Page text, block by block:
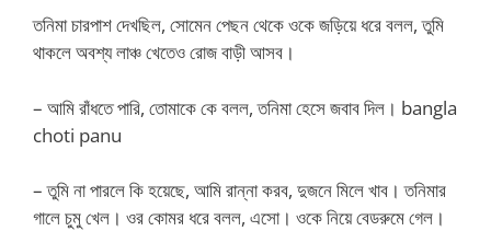
তনিমা চারপাশ দেখছিল, সোমেন পেছন থেকে ওকে জড়িয়ে ধরে বলল, তুমি
থাকলে অবশ্য লাঞ্চ খেতেও রোজ বাড়ী আসব।
– আমি রাঁধতে পারি, তোমাকে কে বলল, তনিমা হেসে জবাব দিল। bangla
choti panu
– তুমি না পারলে কি হয়েছে, আমি রান্না করব, দুজনে মিলে খাব। তনিমার
গালে চুমু খেল। ওর কোমর ধরে বলল, এসো। ওকে নিয়ে বেডরুমে গেল।